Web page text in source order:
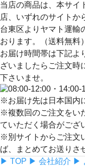
当店の商品は、本サイ
店、いずれのサイトか
台東区よりヤマト運輸
おります。（送料無料）
お届け時間帯は下記よ
ざいましたらご注文時
下さいませ。
※お届け先は日本国内
※複数回のご注文をい
ていただく場合がござ
※別サイトからご注文
ば、まとめてお送りさ
▶ TOP ▶ 会社紹介 ▶